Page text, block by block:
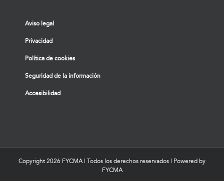
Aviso legal
Privacidad
Política de cookies
Seguridad de la información
Accesibilidad
Copyright 2026 FYCMA | Todos los derechos reservados | Powered by
FYCMA